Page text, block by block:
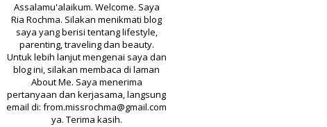
Assalamu'alaikum. Welcome. Saya
Ria Rochma. Silakan menikmati blog
saya yang berisi tentang lifestyle,
parenting, traveling dan beauty.
Untuk lebih lanjut mengenai saya dan
blog ini, silakan membaca di laman
About Me. Saya menerima
pertanyaan dan kerjasama, langsung
email di: from.missrochma@gmail.com
ya. Terima kasih.